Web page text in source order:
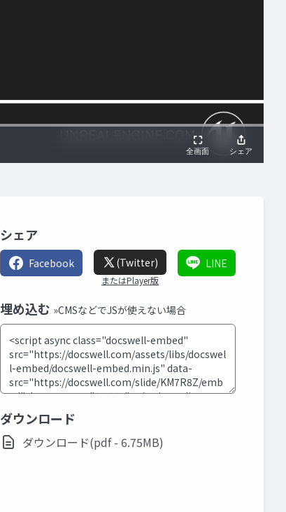
シェア
Facebook (Twitter)
またはPlayer版
LINE
埋め込む »CMSなどでJSが使えない場合
ダウンロード
ダウンロード(pdf - 6.75MB)